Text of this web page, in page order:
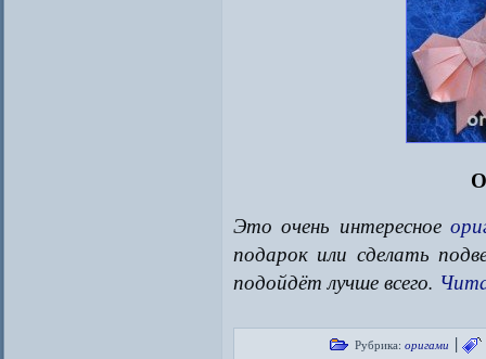
Это очень интересное
подарок или сделать
подойдёт лучше всего.
Рубрика: оригами |